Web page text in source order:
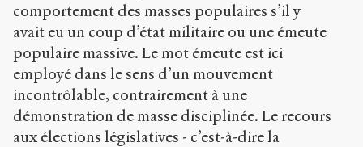
comportement des masses populaires s’il y
avait eu un coup d’état militaire ou une émeute
populaire massive. Le mot émeute est ici
employé dans le sens d’un mouvement
incontrôlable, contrairement à une
démonstration de masse disciplinée. Le recours
aux élections législatives - c’est-à-dire la